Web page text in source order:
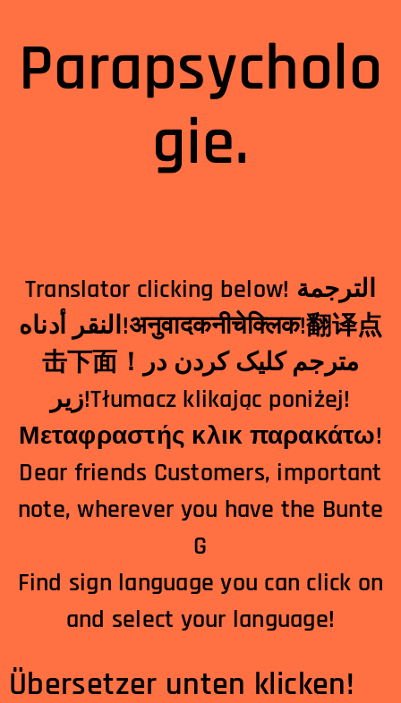
Parapsycholo
gie.
Translator clicking below! الترجمة
النقر أدناه!अनुवादकनीचेक्लिक!翻译点
击下面！مترجم کلیک کردن در
زیر!Tłumacz klikając poniżej!
Μεταφραστής κλικ παρακάτω!
Dear friends Customers, important
note, wherever you have the Bunte
G
Find sign language you can click on
and select your language!
Übersetzer unten klicken!